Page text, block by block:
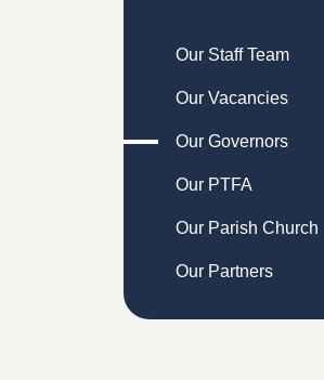
Our Staff Team
Our Vacancies
Our Governors
Our PTFA
Our Parish Church
Our Partners